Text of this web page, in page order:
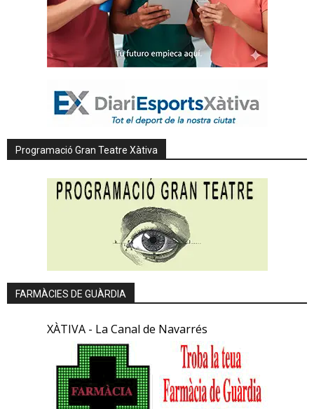
Programació Gran Teatre Xàtiva
FARMÀCIES DE GUÀRDIA
XÀTIVA - La Canal de Navarrés